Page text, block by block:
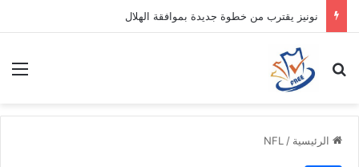
نونيز يقترب من خطوة جديدة بموافقة الهلال
بحث عن
الرئيسية /
NFL